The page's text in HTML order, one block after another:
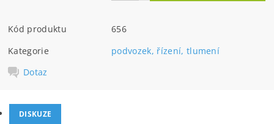
Kód produktu
656
Kategorie
podvozek, řízení, tlumení
Dotaz
DISKUZE